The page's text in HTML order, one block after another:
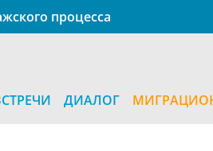
процесса
ДИАЛОГ